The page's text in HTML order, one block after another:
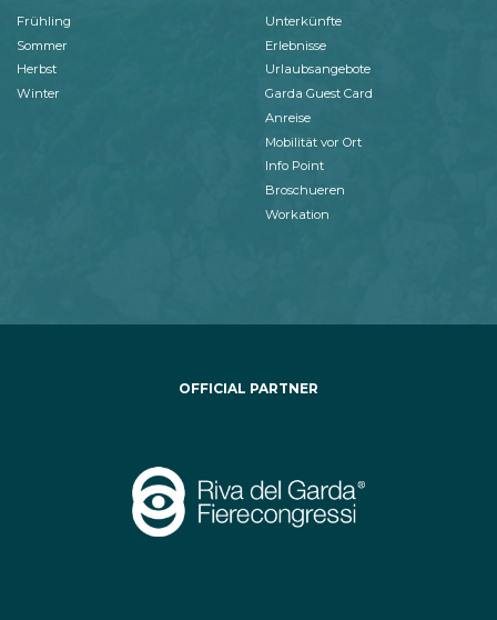
Frühling
Sommer
Herbst
Winter
Unterkünfte
Erlebnisse
Urlaubsangebote
Garda Guest Card
Anreise
Mobilität vor Ort
Info Point
Broschueren
Workation
OFFICIAL PARTNER